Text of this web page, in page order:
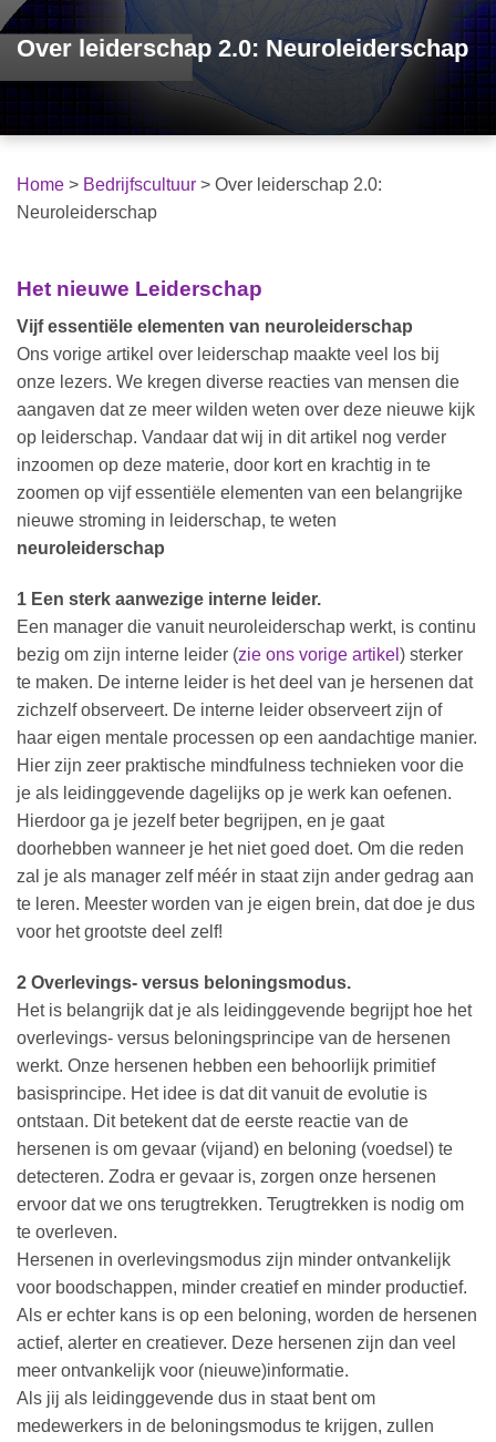
Over leiderschap 2.0: Neuroleiderschap
Home > Bedrijfscultuur > Over leiderschap 2.0:
Neuroleiderschap
Het nieuwe Leiderschap
Vijf essentiële elementen van neuroleiderschap
Ons vorige artikel over leiderschap maakte veel los bij
onze lezers. We kregen diverse reacties van mensen die
aangaven dat ze meer wilden weten over deze nieuwe kijk
op leiderschap. Vandaar dat wij in dit artikel nog verder
inzoomen op deze materie, door kort en krachtig in te
zoomen op vijf essentiële elementen van een belangrijke
nieuwe stroming in leiderschap, te weten
neuroleiderschap
1 Een sterk aanwezige interne leider.
Een manager die vanuit neuroleiderschap werkt, is continu
bezig om zijn interne leider (zie ons vorige artikel ) sterker
te maken. De interne leider is het deel van je hersenen dat
zichzelf observeert. De interne leider observeert zijn of
haar eigen mentale processen op een aandachtige manier.
Hier zijn zeer praktische mindfulness technieken voor die
je als leidinggevende dagelijks op je werk kan oefenen.
Hierdoor ga je jezelf beter begrijpen, en je gaat
doorhebben wanneer je het niet goed doet. Om die reden
zal je als manager zelf méér in staat zijn ander gedrag aan
te leren. Meester worden van je eigen brein, dat doe je dus
voor het grootste deel zelf!
2 Overlevings- versus beloningsmodus.
Het is belangrijk dat je als leidinggevende begrijpt hoe het
overlevings- versus beloningsprincipe van de hersenen
werkt. Onze hersenen hebben een behoorlijk primitief
basisprincipe. Het idee is dat dit vanuit de evolutie is
ontstaan. Dit betekent dat de eerste reactie van de
hersenen is om gevaar (vijand) en beloning (voedsel) te
detecteren. Zodra er gevaar is, zorgen onze hersenen
ervoor dat we ons terugtrekken. Terugtrekken is nodig om
te overleven.
Hersenen in overlevingsmodus zijn minder ontvankelijk
voor boodschappen, minder creatief en minder productief.
Als er echter kans is op een beloning, worden de hersenen
actief, alerter en creatiever. Deze hersenen zijn dan veel
meer ontvankelijk voor (nieuwe)informatie.
Als jij als leidinggevende dus in staat bent om
medewerkers in de beloningsmodus te krijgen, zullen